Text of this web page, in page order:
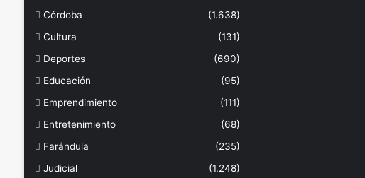
Córdoba
(1.638)
Cultura
(131)
Deportes
(690)
Educación
(95)
Emprendimiento
(111)
Entretenimiento
(68)
Farándula
(235)
Judicial
(1.248)